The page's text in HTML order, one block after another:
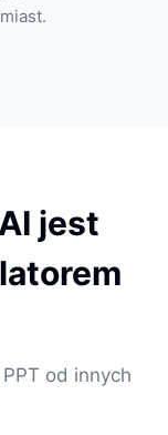
jest
od innych